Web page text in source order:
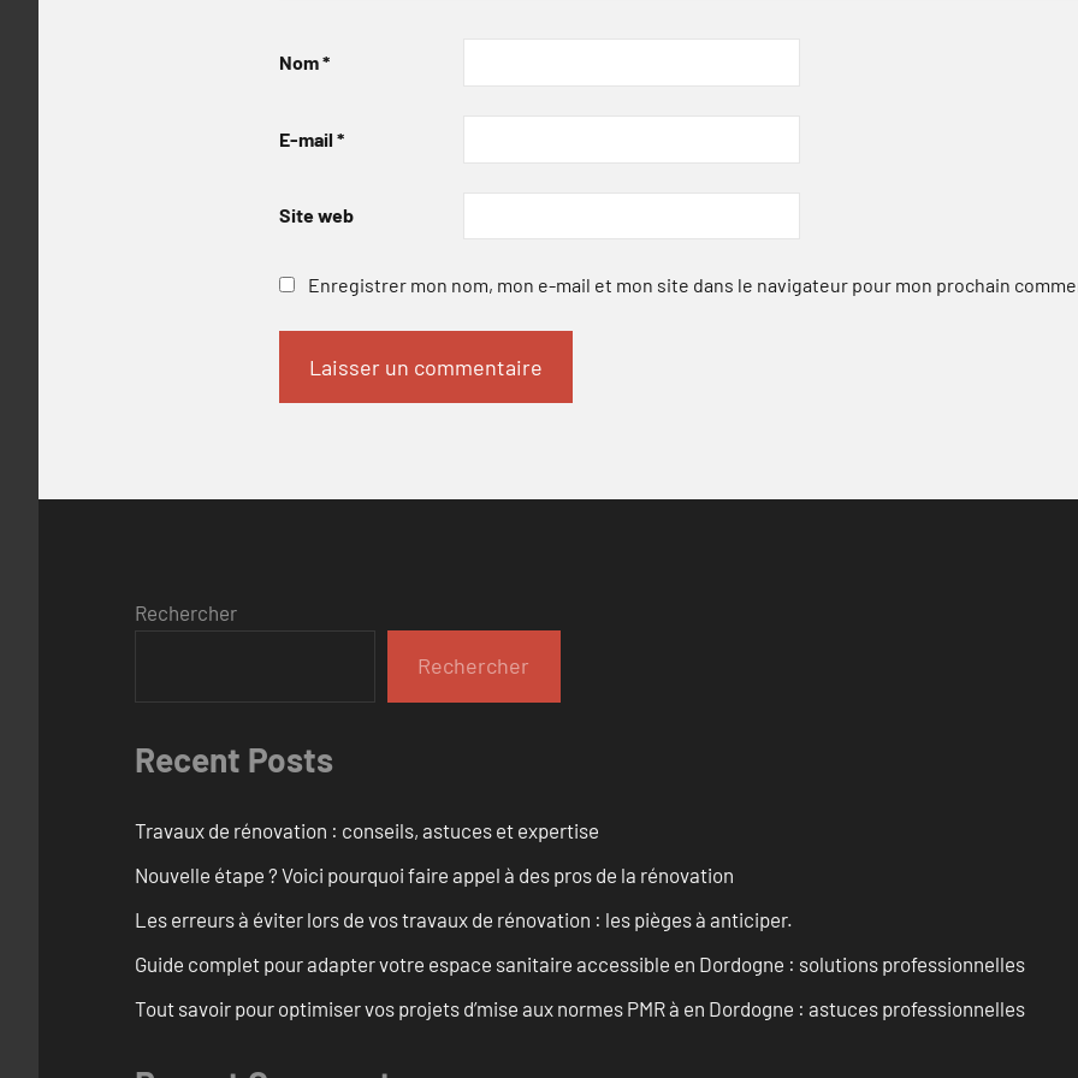
Nom*
E-mail *
Site web
Enregistrer mon nom, mon e-mail et mon site dans le navigateur pour mon prochain
Rechercher
Rechercher
Recent Posts
Travaux de rénovation : conseils, astuces et expertise
Nouvelle étape ? Voici pourquoi faire appel à des pros de la rénovation
Les erreurs à éviter lors de vos travaux de rénovation : les pièges à anticiper.
Guide complet pour adapter votre espace sanitaire accessible en Dordogne : solutions professionnelles
Tout savoir pour optimiser vos projets d’mise aux normes PMR à en Dordogne : astuces professionnelles